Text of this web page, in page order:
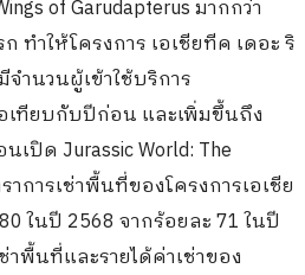
of Garudapterus มากกว่า
ทำให้โครงการ เอเชียทีค เดอะ ริ
ำนวนผู้เข้าใช้บริการ
เทียบกับปีก่อน และเพิ่มขึ้นถึง
เปิด Jurassic World: The
การเช่าพื้นที่ของโครงการเอเชีย
ในปี 2568 จากร้อยละ 71 ในปี
พื้นที่และรายได้ค่าเช่าของ